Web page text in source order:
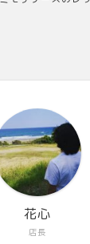
店長
花心